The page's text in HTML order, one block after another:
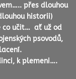
přes dlouhou
historii)
co učit… ať už od
psovodů,
k plemeni….